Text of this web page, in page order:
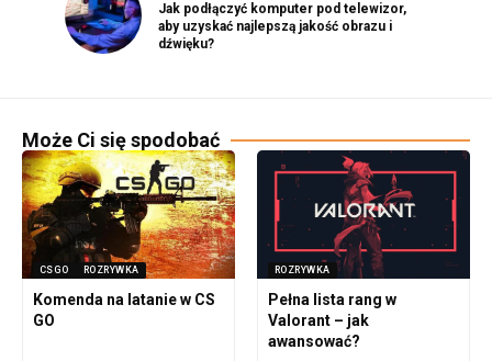
Jak podłączyć komputer pod telewizor,
aby uzyskać najlepszą jakość obrazu i
dźwięku?
Może Ci się spodobać
CSGO ROZRYWKA
Komenda na latanie w CS
GO
ROZRYWKA
Pełna lista rang w
Valorant – jak
awansować?